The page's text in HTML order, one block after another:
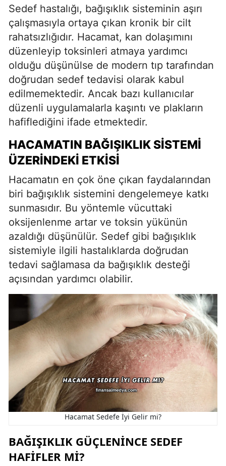
Sedef hastalığı, bağışıklık sisteminin aşırı
çalışmasıyla ortaya çıkan kronik bir cilt
rahatsızlığıdır. Hacamat, kan dolaşımını
düzenleyip toksinleri atmaya yardımcı
olduğu düşünülse de modern tıp tarafından
doğrudan sedef tedavisi olarak kabul
edilmemektedir. Ancak bazı kullanıcılar
düzenli uygulamalarla kaşıntı ve plakların
hafiflediğini ifade etmektedir.
HACAMATIN BAĞIŞIKLIK SISTEMI
ÜZERINDEKI ETKISI
Hacamatın en çok öne çıkan faydalarından
biri bağışıklık sistemini dengelemeye katkı
sunmasıdır. Bu yöntemle vücuttaki
oksijenlenme artar ve toksin yükünün
azaldığı düşünülür. Sedef gibi bağışıklık
sistemiyle ilgili hastalıklarda doğrudan
tedavi sağlamasa da bağışıklık desteği
açısından yardımcı olabilir.
Hacamat Sedefe İyi Gelir mi?
BAĞIŞIKLIK GÜÇLENINCE SEDEF
HAFIFLER MI?